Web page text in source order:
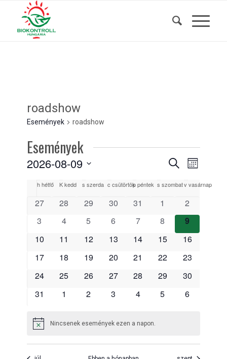
roadshow
Események roadshow
Események
Események
keresése
és
nézet
választás
Keresett
kifejezés
Esemény
nézet
Hónap
2026-08-09
kiválasztása.
Események
naptár
hhétfő Kkedd sszerda c csütörtökppéntek s szombatvvasárnap
0
27
0
28
0
29
0
30
0
31
0
események
1
0
események
2
0
3
0
4
0
5
0
6
0
események
7
0
események
8
0
9
0
10
0
11
0
12
0
13
0
14
0
15
0
16
0
17
0
18
0
19
0
20
0
21
0
22
0
23
0
24
0
25
0
26
0
27
0
28
0
29
0
30
0
31
0
1
0
2
0
3
0
4
0
5
0
6
NoticeNincsenek események ezen a napon.